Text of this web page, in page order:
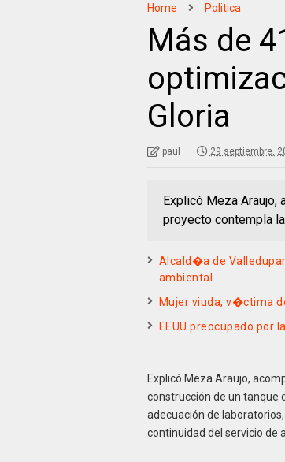
Home Politica
Más de
Gloria
paul 29 septiembre,
Explicó Meza Araujo,
proyecto contempla
Alcald�a de
ambiental
Mujer viuda, v�ctima
EEUU preocupado por
Explicó Meza Araujo,
construcción de un tanque
adecuación de
continuidad del servicio de